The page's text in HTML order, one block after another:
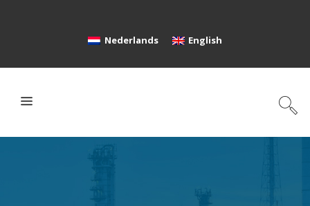
Nederlands English